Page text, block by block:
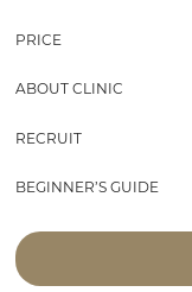
PRICE
ABOUT CLINIC
RECRUIT
BEGINNER’S GUIDE